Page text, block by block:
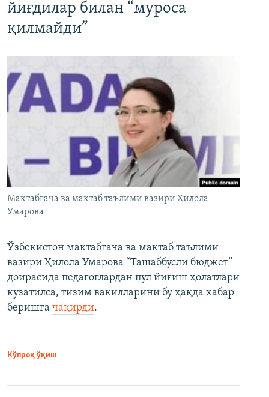
йиғдилар билан “муроса
қилмайди”
Мактабгача ва мактаб таълими вазири Ҳилола
Умарова
Ўзбекистон мактабгача ва мактаб таълими
вазири Ҳилола Умарова “Ташаббусли бюджет”
доирасида педагоглардан пул йиғиш ҳолатлари
кузатилса, тизим вакилларини бу ҳақда хабар
беришга чақирди.
Кўпроқ ўқиш